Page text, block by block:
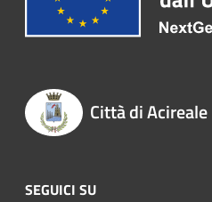
Città di Acireale
SEGUICI SU